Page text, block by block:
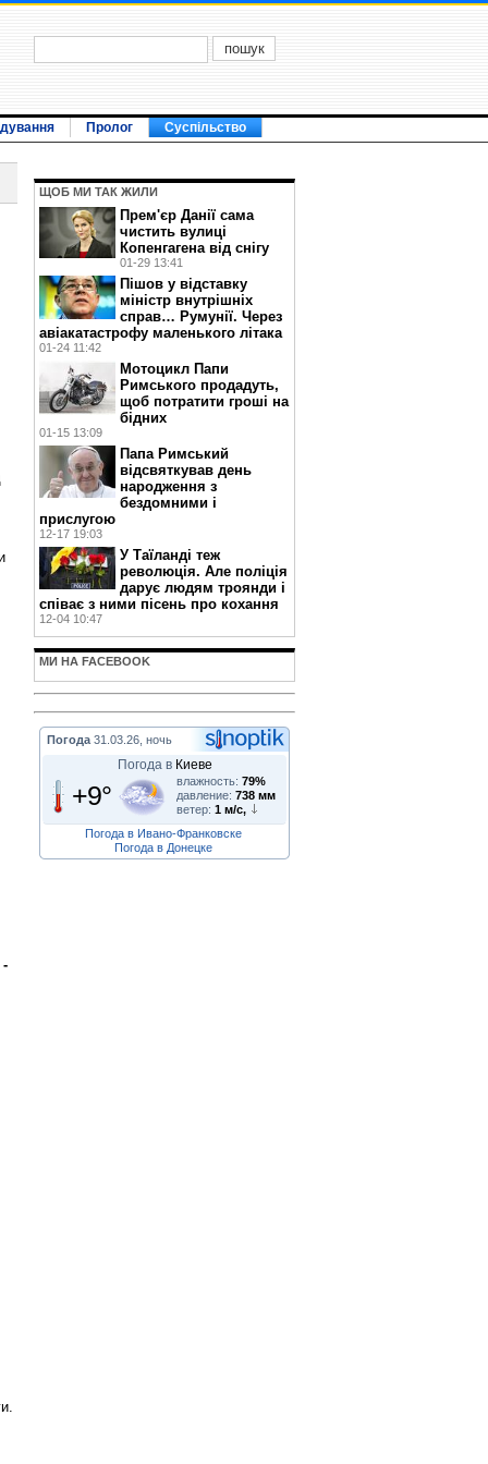
Пролог Суспільство
-
ЩОБ МИ ТАК ЖИЛИ
Прем'єр Данії сама
чистить вулиці
Копенгагена від снігу
01-29 13:41
Пішов у відставку
міністр внутрішніх
справ… Румунії. Через
авіакатастрофу маленького літака
01-24 11:42
Мотоцикл Папи
Римського продадуть,
щоб потратити гроші на
бідних
01-15 13:09
Папа Римський
відсвяткував день
народження з
бездомними і
прислугою
12-17 19:03
У Таїланді теж
революція. Але поліція
дарує людям троянди і
співає з ними пісень про кохання
12-04 10:47
МИ НА FACEBOOK
Погода 31.03.26, ночь
Погода в Киеве
+9° влажность: 79%
давление: 738 мм
ветер: 1 м/с,
Погода в Ивано-Франковске
Погода в Донецке